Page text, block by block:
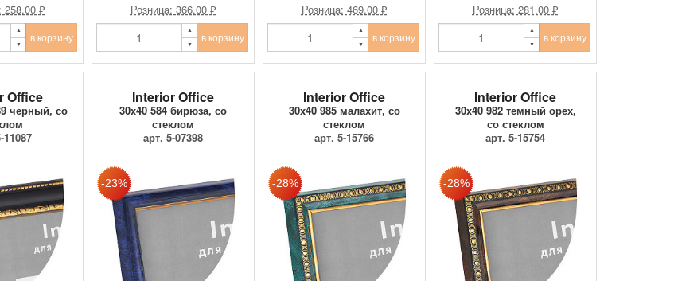
258.00 ₽
в корзину
Розница: 366.00 ₽
в корзину
Розница: 469.00 ₽
в корзину
Розница: 281.00 ₽
в корзину
Office
черный, со
11087
Interior Office
30x40 584 бирюза, со
стеклом
арт. 5-07398
Interior Office
30x40 985 малахит, со
стеклом
арт. 5-15766
Interior Office
30x40 982 темный орех,
со стеклом
арт. 5-15754